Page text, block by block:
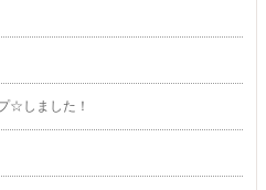
☆しました！